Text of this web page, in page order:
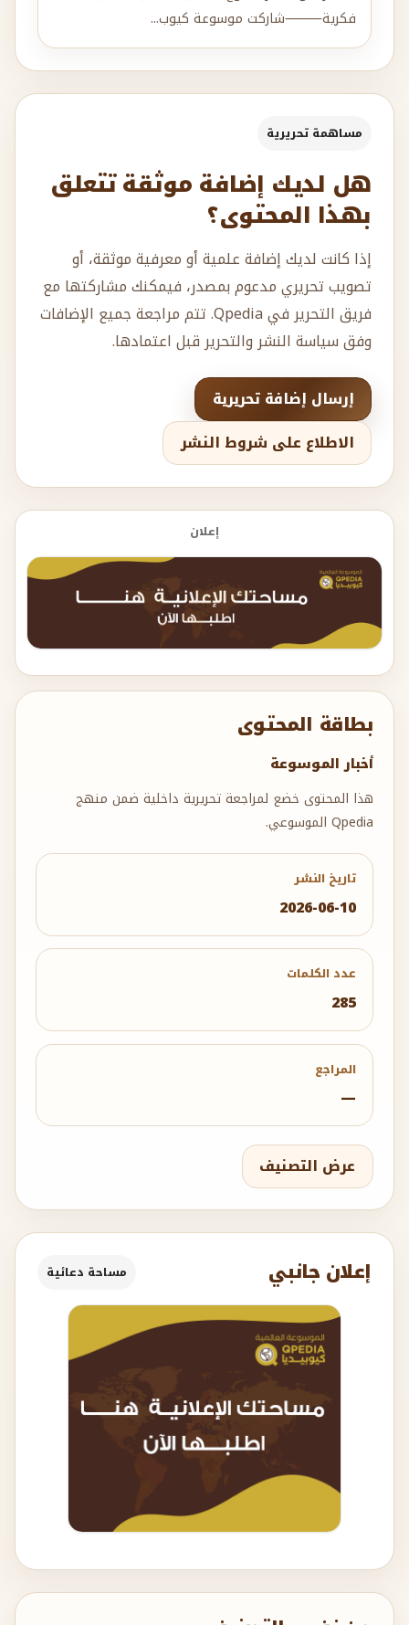
بطاقة المحتوى
أخبار الموسوعة
هذا المحتوى خضع لمراجعة تحريرية داخلية ضمن منهج
Qpedia الموسوعي.
تاريخ النشر
2026-06-10
عدد الكلمات
285
المراجع
—
عرض التصنيف
إعلان جانبي مساحة دعائية
فكرية⸻شاركت موسوعة كيوب...
مساهمة تحريرية
هل لديك إضافة موثقة تتعلق
بهذا المحتوى؟
إذا كانت لديك إضافة علمية أو معرفية موثقة، أو
تصويب تحريري مدعوم بمصدر، فيمكنك مشاركتها مع
فريق التحرير في Qpedia. تتم مراجعة جميع الإضافات
وفق سياسة النشر والتحرير قبل اعتمادها.
إرسال إضافة تحريرية
الاطلاع على شروط النشر
إعلان